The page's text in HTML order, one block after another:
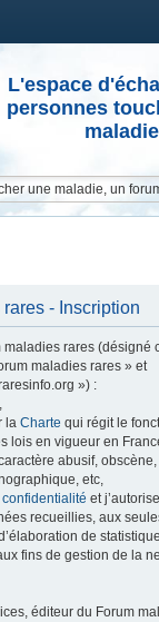
L'espace
personnes
- Inscription
maladies rares (désigné
maladies rares » et
») :
la Charte qui régit le
lois en vigueur en
abusif,
etc,
et
recueillies, aux
de
fins de gestion de la
éditeur du Forum